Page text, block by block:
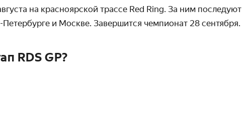
на красноярской трассе Red Ring. За ним последуют
и Москве. Завершится чемпионат 28 сентября.
RDS GP?